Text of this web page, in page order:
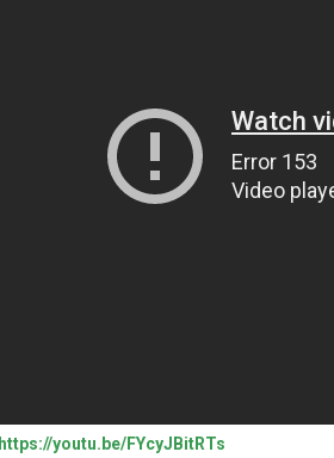
https://youtu.be/FYcyJBitRTs